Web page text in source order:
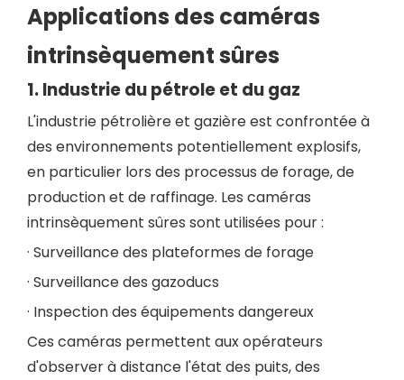
Applications des caméras
intrinsèquement sûres
1. Industrie du pétrole et du gaz
L'industrie pétrolière et gazière est confrontée à
des environnements potentiellement explosifs,
en particulier lors des processus de forage, de
production et de raffinage. Les caméras
intrinsèquement sûres sont utilisées pour :
· Surveillance des plateformes de forage
· Surveillance des gazoducs
· Inspection des équipements dangereux
Ces caméras permettent aux opérateurs
d'observer à distance l'état des puits, des